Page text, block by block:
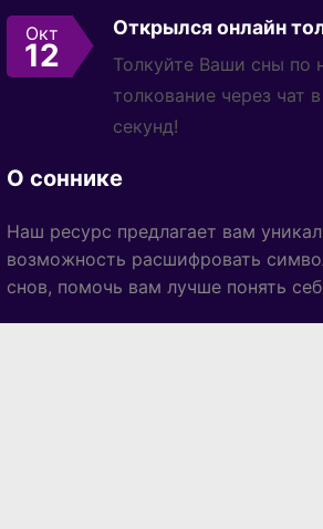
Окт
12
Открылся онлайн
Толкуйте Ваши сны по
толкование через чат
секунд!
О соннике
Наш ресурс предлагает вам
возможность расшифровать
снов, помочь вам лучше понять